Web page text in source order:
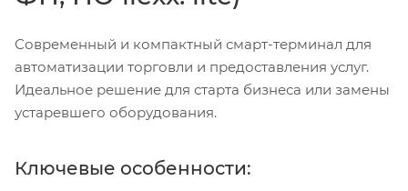
Современный и компактный смарт-терминал для
автоматизации торговли и предоставления услуг.
Идеальное решение для старта бизнеса или замены
устаревшего оборудования.
Ключевые особенности: